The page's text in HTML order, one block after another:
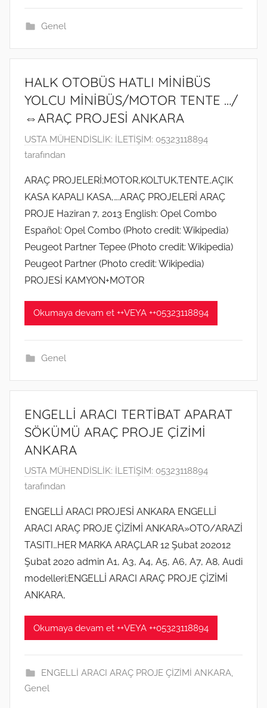
h
e
g
ö
d
r
i
l
m
i
Genel
HALK OTOBÜS HATLI MİNİBÜS
YOLCU MİNİBÜS/MOTOR TENTE …/
⇔ARAÇ PROJESİ ANKARA
1
7
a
r
t
2
0
2
0
r
h
e
g
ö
n
d
r
i
l
m
ş
USTA MÜHENDİSLİK: İLETİŞİM: 05323118894
tarafından
ARAÇ PROJELERİ;MOTOR,KOLTUK,TENTE,AÇIK
KASA KAPALI KASA,….ARAÇ PROJELERİ ARAÇ
PROJE Haziran 7, 2013 English: Opel Combo
Español: Opel Combo (Photo credit: Wikipedia)
Peugeot Partner Tepee (Photo credit: Wikipedia)
Peugeot Partner (Photo credit: Wikipedia)
PROJESİ KAMYON+MOTOR
Okumaya devam et ++VEYA ++05323118894
Genel
ENGELLİ ARACI TERTİBAT APARAT
SÖKÜMÜ ARAÇ PROJE ÇİZİMİ
ANKARA
1
2
u
b
a
t
2
0
t
r
i
USTA MÜHENDİSLİK: İLETİŞİM: 05323118894
tarafından
ENGELLİ ARACI PROJESİ ANKARA ENGELLİ
ARACI ARAÇ PROJE ÇİZİMİ ANKARA»OTO/ARAZİ
TASITI…HER MARKA ARAÇLAR 12 Şubat 202012
Şubat 2020 admin A1, A3, A4, A5, A6, A7, A8, Audi
modelleri;ENGELLİ ARACI ARAÇ PROJE ÇİZİMİ
ANKARA,
Okumaya devam et ++VEYA ++05323118894
ENGELLİ ARACI ARAÇ PROJE ÇİZİMİ ANKARA,
Genel